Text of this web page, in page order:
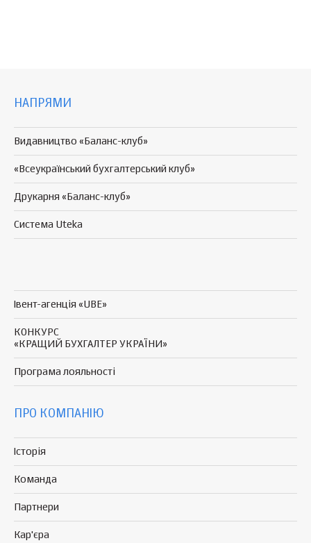
НАПРЯМИ
Видавництво «Баланс-клуб»
«Всеукраїнський бухгалтерський клуб»
Друкарня «Баланс-клуб»
Система Uteka
Івент-агенція «UBE»
КОНКУРС
«КРАЩИЙ БУХГАЛТЕР УКРАЇНИ»
Програма лояльності
ПРО КОМПАНІЮ
Історія
Команда
Партнери
Кар'єра